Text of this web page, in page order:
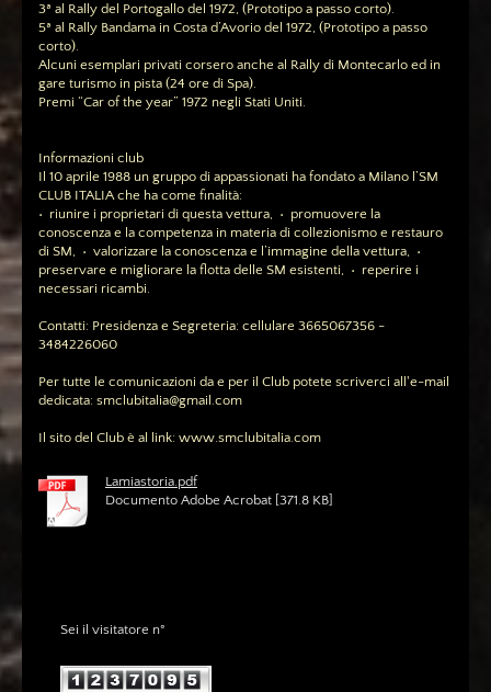
3ª al Rally del Portogallo del 1972, (Prototipo a passo corto).
5ª al Rally Bandama in Costa d’Avorio del 1972, (Prototipo a passo
corto).
Alcuni esemplari privati corsero anche al Rally di Montecarlo ed in
gare turismo in pista (24 ore di Spa).
Premi “Car of the year” 1972 negli Stati Uniti.
Informazioni club
Il 10 aprile 1988 un gruppo di appassionati ha fondato a Milano l’SM
CLUB ITALIA che ha come finalità:
• riunire i proprietari di questa vettura, • promuovere la
conoscenza e la competenza in materia di collezionismo e restauro
di SM, • valorizzare la conoscenza e l’immagine della vettura, •
preservare e migliorare la flotta delle SM esistenti, • reperire i
necessari ricambi.
Contatti: Presidenza e Segreteria: cellulare 3665067356 -
3484226060
Per tutte le comunicazioni da e per il Club potete scriverci all'e-mail
dedicata: smclubitalia@gmail.com
Il sito del Club è al link: www.smclubitalia.com
Lamiastoria.pdf
Documento Adobe Acrobat [371.8 KB]
Sei il visitatore n°